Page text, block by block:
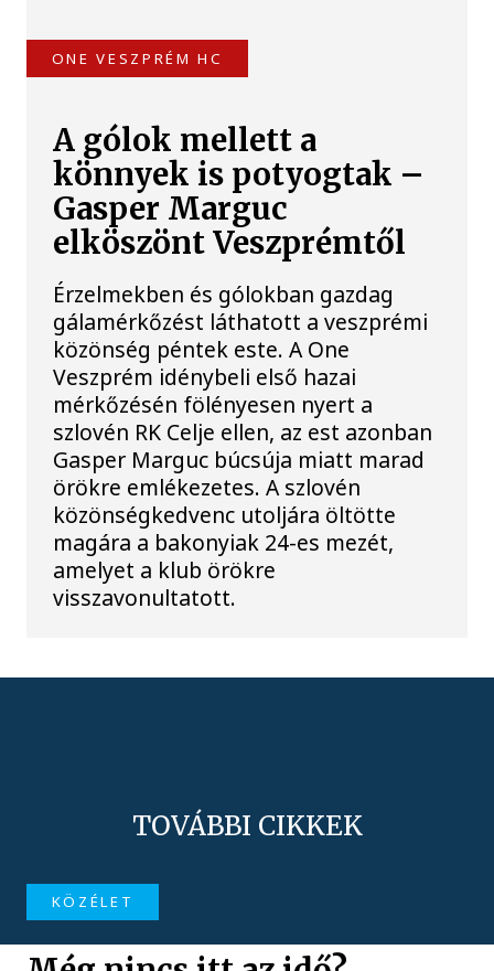
ONE VESZPRÉM HC
A gólok mellett a
könnyek is potyogtak –
Gasper Marguc
elköszönt Veszprémtől
Érzelmekben és gólokban gazdag
gálamérkőzést láthatott a veszprémi
közönség péntek este. A One
Veszprém idénybeli első hazai
mérkőzésén fölényesen nyert a
szlovén RK Celje ellen, az est azonban
Gasper Marguc búcsúja miatt marad
örökre emlékezetes. A szlovén
közönségkedvenc utoljára öltötte
magára a bakonyiak 24-es mezét,
amelyet a klub örökre
visszavonultatott.
TOVÁBBI CIKKEK
KÖZÉLET